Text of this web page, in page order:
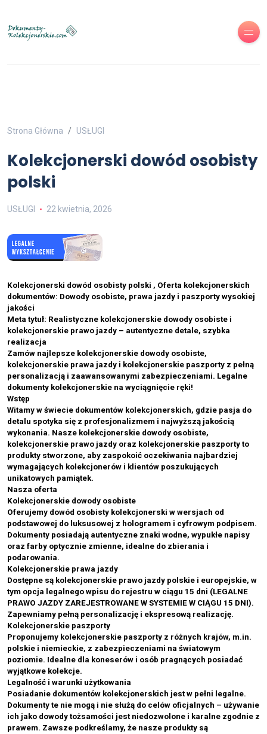
Strona Główna USŁUGI
Kolekcjonerski dowód osobisty
polski
USŁUGI 22 kwietnia, 2026
Kolekcjonerski dowód osobisty polski , Oferta kolekcjonerskich
dokumentów: Dowody osobiste, prawa jazdy i paszporty wysokiej
jakości
Meta tytuł: Realistyczne kolekcjonerskie dowody osobiste i
kolekcjonerskie prawo jazdy – autentyczne detale, szybka
realizacja
Zamów najlepsze kolekcjonerskie dowody osobiste,
kolekcjonerskie prawa jazdy i kolekcjonerskie paszporty z pełną
personalizacją i zaawansowanymi zabezpieczeniami. Legalne
dokumenty kolekcjonerskie na wyciągnięcie ręki!
Wstęp
Witamy w świecie dokumentów kolekcjonerskich, gdzie pasja do
detalu spotyka się z profesjonalizmem i najwyższą jakością
wykonania. Nasze kolekcjonerskie dowody osobiste,
kolekcjonerskie prawo jazdy oraz kolekcjonerskie paszporty to
produkty stworzone, aby zaspokoić oczekiwania najbardziej
wymagających kolekcjonerów i klientów poszukujących
unikatowych pamiątek.
Nasza oferta
Kolekcjonerskie dowody osobiste
Oferujemy dowód osobisty kolekcjonerski w wersjach od
podstawowej do luksusowej z hologramem i cyfrowym podpisem.
Dokumenty posiadają autentyczne znaki wodne, wypukłe napisy
oraz farby optycznie zmienne, idealne do zbierania i
podarowania.
Kolekcjonerskie prawa jazdy
Dostępne są kolekcjonerskie prawo jazdy polskie i europejskie, w
tym opcja legalnego wpisu do rejestru w ciągu 15 dni (LEGALNE
PRAWO JAZDY ZAREJESTROWANE W SYSTEMIE W CIĄGU 15 DNI).
Zapewniamy pełną personalizację i ekspresową realizację.
Kolekcjonerskie paszporty
Proponujemy kolekcjonerskie paszporty z różnych krajów, m.in.
polskie i niemieckie, z zabezpieczeniami na światowym
poziomie. Idealne dla koneserów i osób pragnących posiadać
wyjątkowe kolekcje.
Legalność i warunki użytkowania
Posiadanie dokumentów kolekcjonerskich jest w pełni legalne.
Dokumenty te nie mogą i nie służą do celów oficjalnych – używanie
ich jako dowody tożsamości jest niedozwolone i karalne zgodnie z
prawem. Zawsze podkreślamy, że nasze produkty są